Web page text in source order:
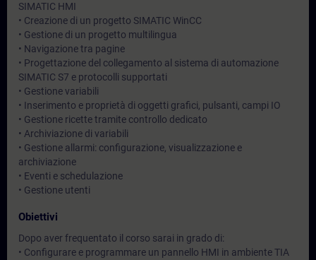
SIMATIC HMI
• Creazione di un progetto SIMATIC WinCC
• Gestione di un progetto multilingua
• Navigazione tra pagine
• Progettazione del collegamento al sistema di automazione
SIMATIC S7 e protocolli supportati
• Gestione variabili
• Inserimento e proprietà di oggetti grafici, pulsanti, campi IO
• Gestione ricette tramite controllo dedicato
• Archiviazione di variabili
• Gestione allarmi: configurazione, visualizzazione e
archiviazione
• Eventi e schedulazione
• Gestione utenti
Obiettivi
Dopo aver frequentato il corso sarai in grado di:
• Configurare e programmare un pannello HMI in ambiente TIA